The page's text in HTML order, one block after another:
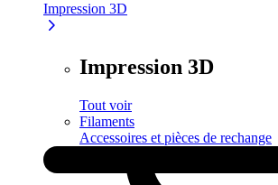
Impression 3D
Impression 3D
Tout voir
Filaments
Accessoires et pièces de rechange